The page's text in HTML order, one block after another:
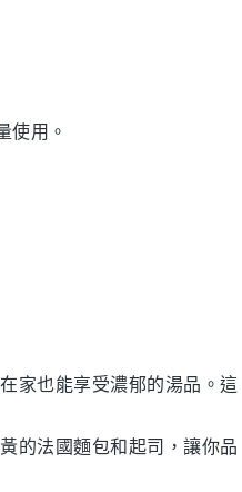
使用。
在家也能享受濃郁的湯品 。這
的法國麵包和起司 ，讓你品